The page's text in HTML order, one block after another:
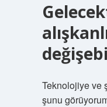
Teknolojiye ve
şunu